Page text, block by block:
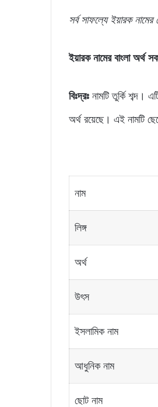
সর্ব সাফল্যে ইয়ারকনামের
ইয়ারক নামের বাংলা অর্থ
বিঃদ্রঃ নামটি তুর্কি শব্দ।
অর্থ রয়েছে। এই নামটি
নাম
লিঙ্গ
অর্থ
উৎস
ইসলামিক নাম
আধুনিক নাম
ছোট নাম